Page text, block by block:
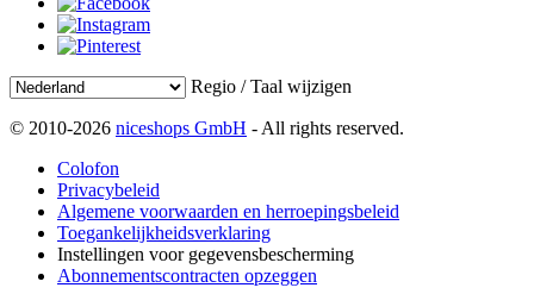
Regio / Taal wijzigen
© 2010-2026 niceshops GmbH - All rights reserved.
Colofon
Privacybeleid
Algemene voorwaarden en herroepingsbeleid
Toegankelijkheidsverklaring
Instellingen voor gegevensbescherming
Abonnementscontracten opzeggen